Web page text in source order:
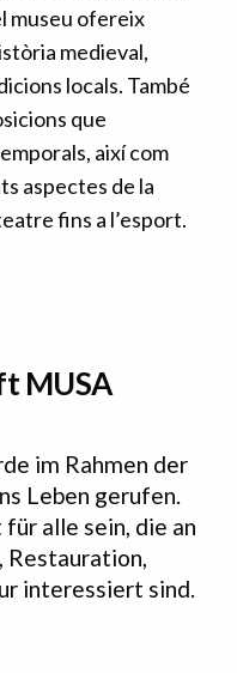
museu ofereix
medieval,
locals. També
que
així com
aspectes de la
fins a l’esport.
MUSA
im Rahmen der
Leben gerufen.
alle sein, die an
Restauration,
interessiert sind.